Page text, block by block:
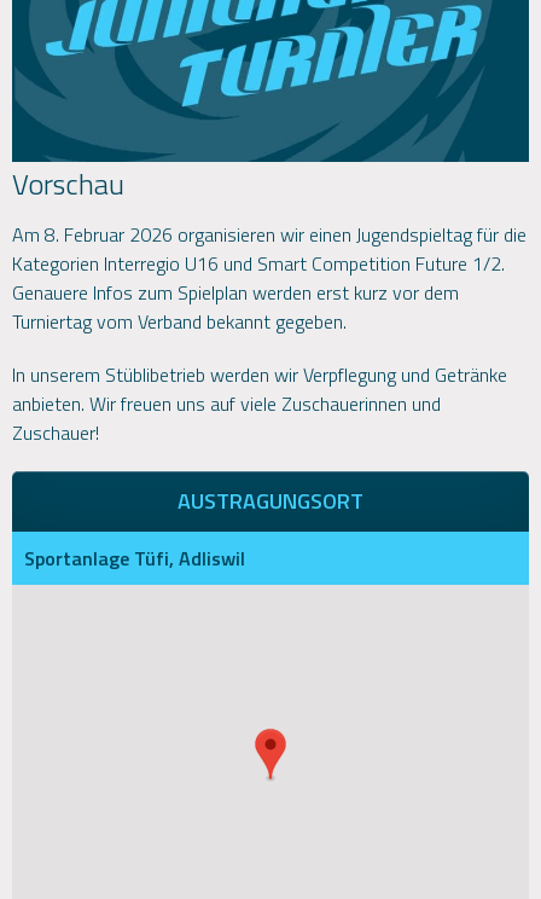
Vorschau
Am 8. Februar 2026 organisieren wir einen Jugendspieltag für die
Kategorien Interregio U16 und Smart Competition Future 1/2.
Genauere Infos zum Spielplan werden erst kurz vor dem
Turniertag vom Verband bekannt gegeben.
In unserem Stüblibetrieb werden wir Verpflegung und Getränke
anbieten. Wir freuen uns auf viele Zuschauerinnen und
Zuschauer!
AUSTRAGUNGSORT
Sportanlage Tüfi, Adliswil